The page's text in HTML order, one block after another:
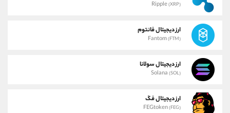
Ripple(XRP)
ارز دیجیتال فانتوم
Fantom(FTM)
ارز دیجیتال سولانا
Solana (SOL)
ارز دیجیتال فگ
FEGtoken(FEG)